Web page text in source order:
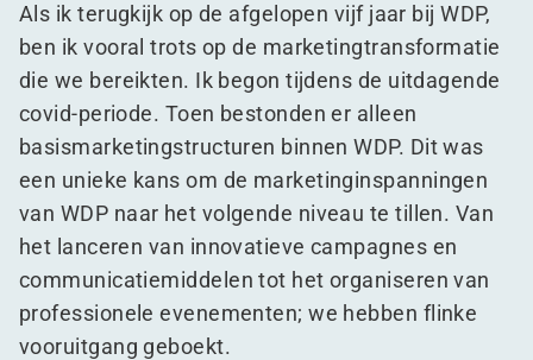
Als ik terugkijk op de afgelopen vijf jaar bij WDP,
ben ik vooral trots op de marketingtransformatie
die we bereikten. Ik begon tijdens de uitdagende
covid-periode. Toen bestonden er alleen
basismarketingstructuren binnen WDP. Dit was
een unieke kans om de marketinginspanningen
van WDP naar het volgende niveau te tillen. Van
het lanceren van innovatieve campagnes en
communicatiemiddelen tot het organiseren van
professionele evenementen; we hebben flinke
vooruitgang geboekt.